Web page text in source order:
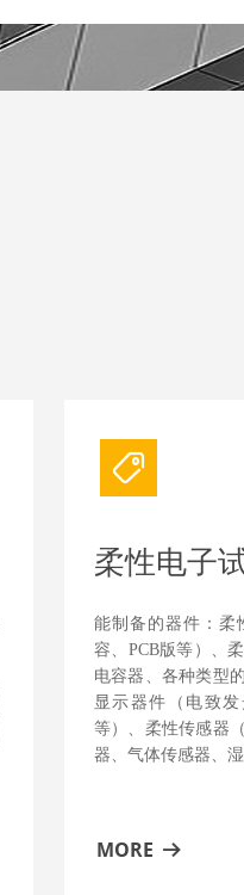
柔性电子
能制备的器件：柔
容、PCB版等）、
电容器、各种类型
显示器件（电致
等）、柔性传感器
器、气体传感器、湿
ꁰ
MORE 뀠